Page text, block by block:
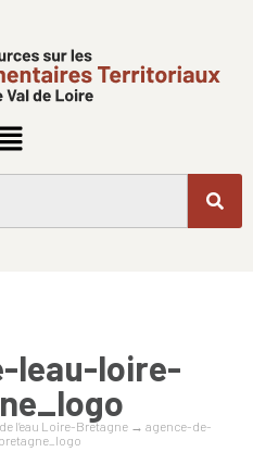
leau-loire-
l’eau Loire-Bretagne→ agence-de-